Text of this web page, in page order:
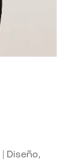
Diseño,